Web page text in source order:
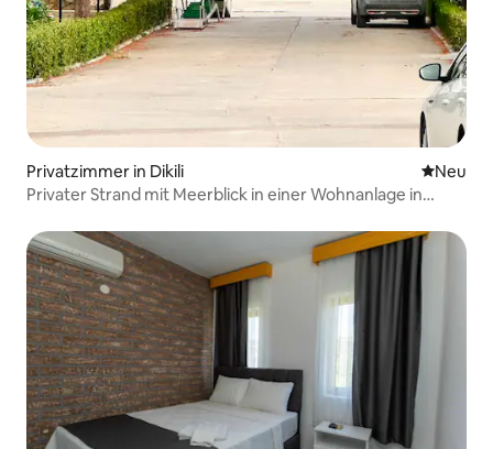
Privatzimmer in Dikili Neue
Neu
Privater Strand mit Meerblick in einer Wohnanlage in